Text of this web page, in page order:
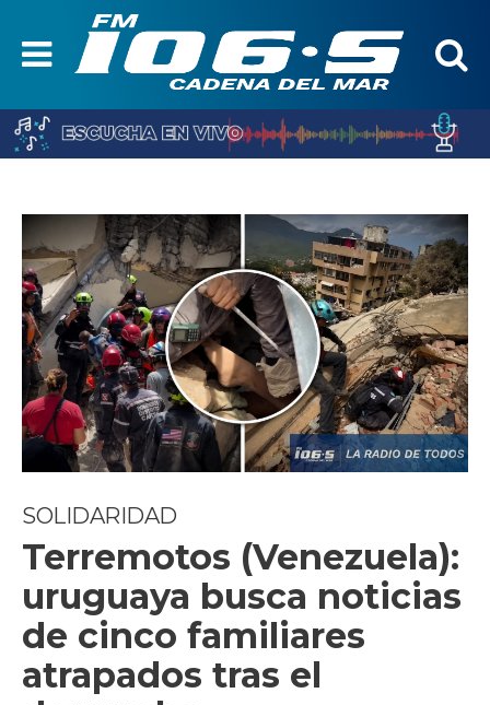
SOLIDARIDAD
Terremotos (Venezuela):
uruguaya busca noticias
de cinco familiares
atrapados tras el